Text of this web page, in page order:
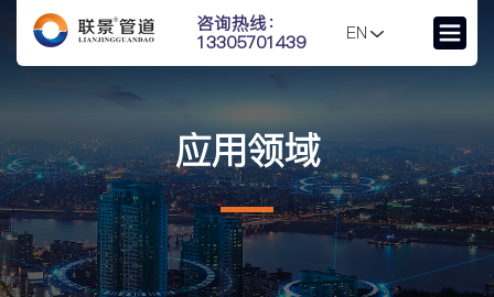
咨询热线：
13305701439 EN
应用领域